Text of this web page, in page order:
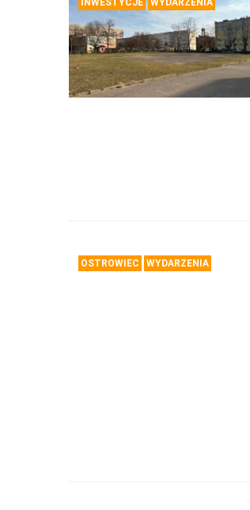
INWESTYCJE WYDARZENIA
OSTROWIEC WYDARZENIA